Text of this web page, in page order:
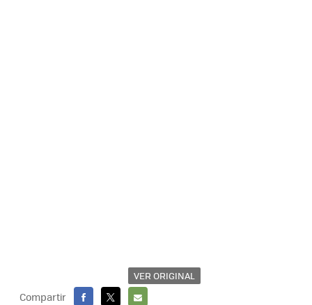
VER ORIGINAL
Compartir